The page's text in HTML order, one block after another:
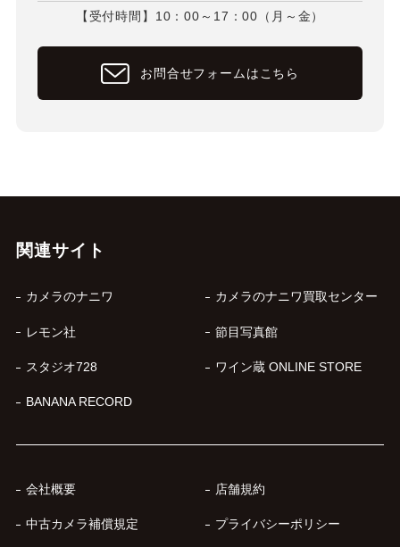
【受付時間】10：00～17：00（月～金）
お問合せフォームはこちら
関連サイト
カメラのナニワ カメラのナニワ買取センター
レモン社 節目写真館
スタジオ728 ワイン蔵 ONLINE STORE
BANANA RECORD
会社概要 店舗規約
中古カメラ補償規定 プライバシーポリシー